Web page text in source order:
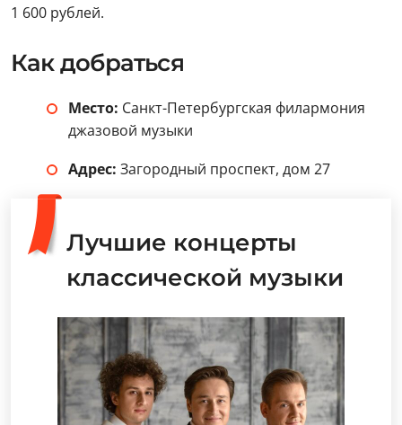
1 600 рублей.
Как добраться
Место: Санкт-Петербургская филармония
джазовой музыки
Адрес: Загородный проспект, дом 27
Лучшие концерты
классической музыки